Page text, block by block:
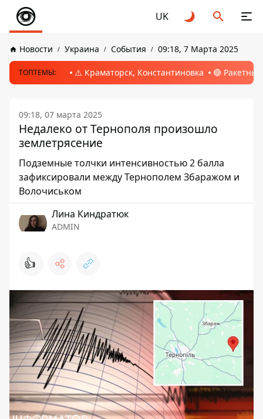
UK
Новости Украина События 09:18, 7 Марта 2025
ТОПТЕМЫ: ⚠️ Краматорск, Константиновка 🔴
09:18, 07 марта 2025
Недалеко от Тернополя произошло
землетрясение
Подземные толчки интенсивностью 2 балла
зафиксировали между Тернополем Збаражом и
Волочиськом
Лина Киндратюк
ADMIN
👍